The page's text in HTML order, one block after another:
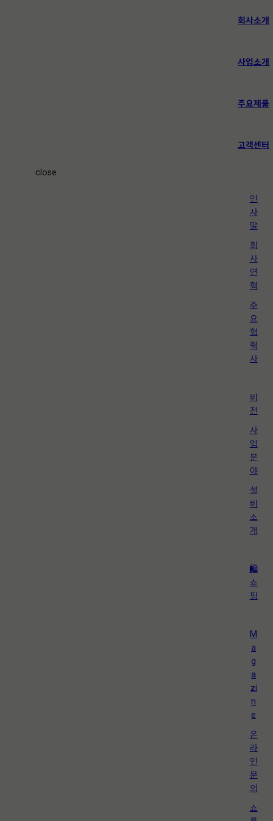
회사소개
사업소개
주요제품
고객센터
close
인
사
말
회
사
연
혁
주
요
협
력
사
비
전
사
업
분
야
설
비
소
개
🛍️
쇼
핑
M
a
g
a
zi
n
e
온
라
인
문
의
쇼